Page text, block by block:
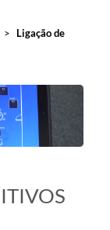
>
Ligação de